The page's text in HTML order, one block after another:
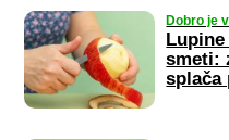
Dobro je
smeti:
splača